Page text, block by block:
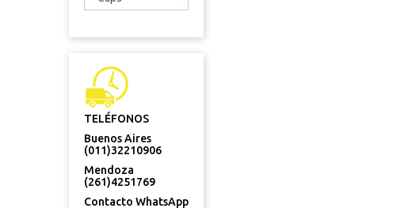
TELÉFONOS
Buenos Aires
(011)32210906
Mendoza
(261)4251769
Contacto WhatsApp